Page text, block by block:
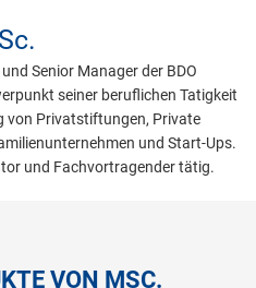
Senior Manager der BDO
seiner beruflichen Tatigkeit
von Privatstiftungen, Private
und Start-Ups.
und Fachvortragender tätig.
VON MSC.